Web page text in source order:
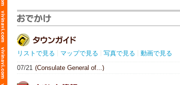
リストで見る マップで見る 写真で見る
動画で見る
07/21 (Consulate General of...)